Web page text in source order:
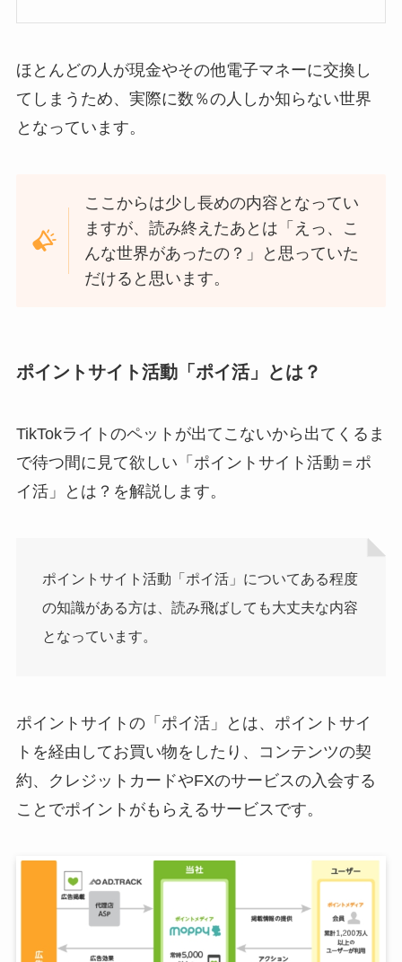
ほとんどの人が現金やその他電子マネーに交換し
てしまうため、実際に数％の人しか知らない世界
となっています。
ここからは少し長めの内容となってい
ますが、読み終えたあとは「えっ、こ
んな世界があったの？」と思っていた
だけると思います。
ポイントサイト活動「ポイ活」とは？
TikTokライトのペットが出てこないから出てくるま
で待つ間に見て欲しい「ポイントサイト活動＝ポ
イ活」とは？を解説します。
ポイントサイト活動「ポイ活」についてある程度
の知識がある方は、読み飛ばしても大丈夫な内容
となっています。
ポイントサイトの「ポイ活」とは、ポイントサイ
トを経由してお買い物をしたり、コンテンツの契
約、クレジットカードやFXのサービスの入会する
ことでポイントがもらえるサービスです。